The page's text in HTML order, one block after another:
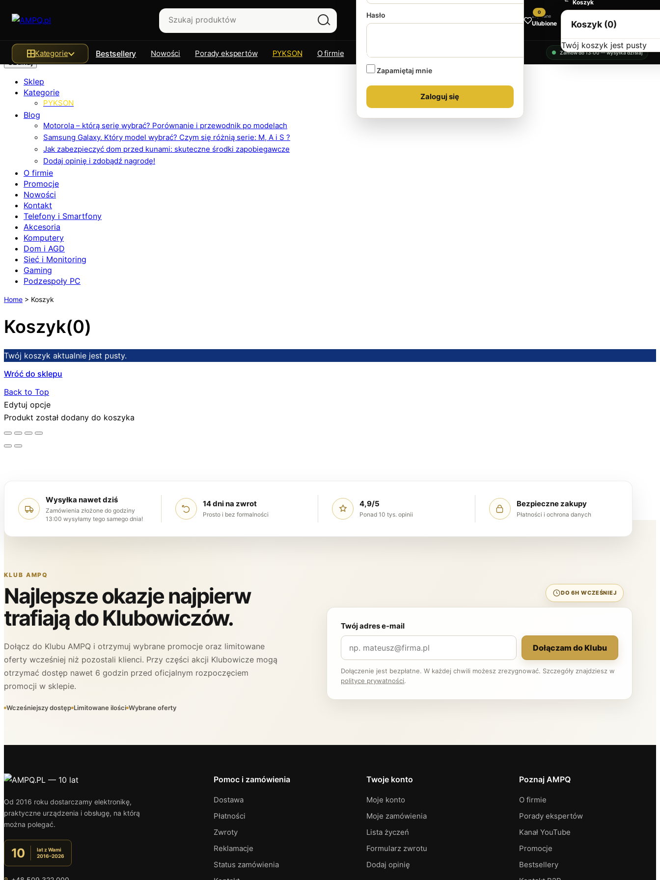
Szukaj
Sklep
Kategorie
PYKSON
Blog
Motorola – którą serię wybrać? Porównanie i przewodnik po modelach
Samsung Galaxy. Który model wybrać? Czym się różnią serie: M, A i S ?
Jak zabezpieczyć dom przed kunami: skuteczne środki zapobiegawcze
Dodaj opinię i zdobądź nagrodę!
O firmie
Promocje
Nowości
Kontakt
Telefony i Smartfony
Akcesoria
Komputery
Dom i AGD
Sieć i Monitoring
Gaming
Podzespoły PC
Koszyk
Koszyk (0)
Twój koszyk jest pusty
0
Zapisane
Ulubione
Hasło
Zapamiętaj mnie
Kategorie Bestsellery Nowości Porady ekspertów PYKSON O firmie Kontakt Zamów do 13:00 — wysyłka dzisiaj
Home > Koszyk
Koszyk(0)
Twój koszyk aktualnie jest pusty.
Wróć do sklepu
Back to Top
Edytuj opcje
Produkt został dodany do koszyka
Wysyłka nawet dziś
Zamówienia złożone do godziny
13:00 wysyłamy tego samego dnia!
14 dni na zwrot
Prosto i bez formalności
4,9/5
Ponad 10 tys. opinii
Bezpieczne zakupy
Płatności i ochrona danych
KLUB AMPQ
Najlepsze okazje najpierw
trafiają do Klubowiczów.
Dołącz do Klubu AMPQ i otrzymuj wybrane promocje oraz limitowane
oferty wcześniej niż pozostali klienci. Przy części akcji Klubowicze mogą
otrzymać dostęp nawet 6 godzin przed oficjalnym rozpoczęciem
promocji w sklepie.
Wcześniejszy dostęp Limitowane ilości Wybrane oferty
DO 6H WCZEŚNIEJ
Twój adres e-mail
Dołączam do Klubu
Dołączenie jest bezpłatne. W każdej chwili możesz zrezygnować. Szczegóły znajdziesz w
polityce prywatności.
Od 2016 roku dostarczamy elektronikę,
praktyczne urządzenia i obsługę, na którą
można polegać.
10
lat z Wami
2016–2026
Pomoc i zamówienia
Dostawa
Płatności
Zwroty
Reklamacje
Status zamówienia
Twoje konto
Moje konto
Moje zamówienia
Lista życzeń
Formularz zwrotu
Dodaj opinię
Poznaj AMPQ
O firmie
Porady ekspertów
Kanał YouTube
Promocje
Bestsellery